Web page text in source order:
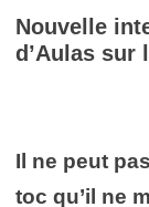
Nouvelle
d’Aulas sur
Il ne peut
toc qu’il ne